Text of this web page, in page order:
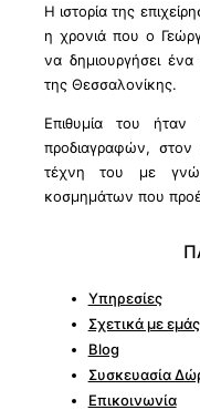
Η ιστορία της
η χρονιά που ο
να δημιουργήσει
της Θεσσαλονίκης.
Επιθυμία του
προδιαγραφών,
τέχνη του με
κοσμημάτων που
Υπηρεσίες
Σχετικά με εμάς
Blog
Συσκευασία
Επικοινωνία